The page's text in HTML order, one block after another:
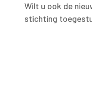
Wilt u ook de
stichting